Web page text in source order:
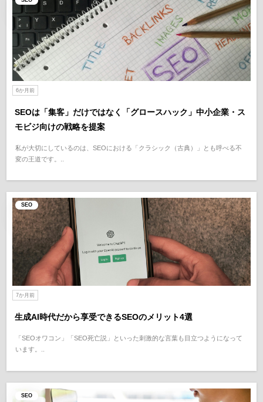
6か月前
SEOは「集客」だけではなく「グロースハック」中小企業・ス
モビジ向けの戦略を提案
私が大切にしているのは、SEOにおける「クラシック（古典）」とも呼べる不
変の王道です。..
SEO
7か月前
生成AI時代だから享受できるSEOのメリット4選
「SEOオワコン」「SEO死亡説」といった刺激的な言葉も目立つようになって
います。..
SEO